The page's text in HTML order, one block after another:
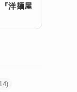
洋麺屋